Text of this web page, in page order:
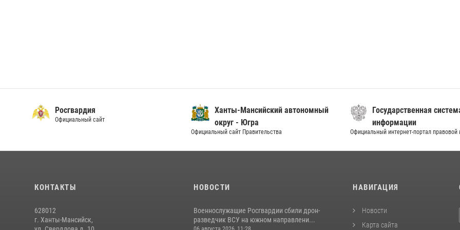
Росгвардия
Официальный сайт
Ханты-Мансийский автономный
округ - Югра
Официальный сайт Правительства
Государственная
информации
Официальный интернет-портал
КОНТАКТЫ
628012
г. Ханты-Мансийск,
НОВОСТИ
Военнослужащие Росгвардии сбили дрон-
разведчик ВСУ на южном направлени...
НАВИГАЦИЯ
Новости
Карта сайта